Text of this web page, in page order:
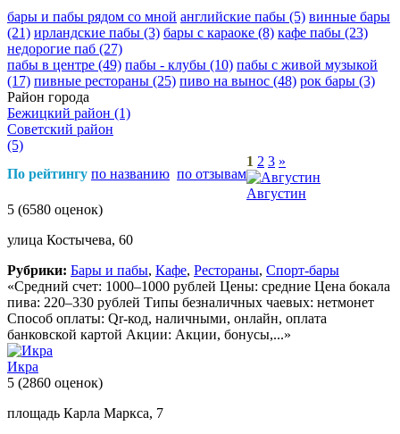
бары и пабы рядом со мной английские пабы (5) винные бары
(21) ирландские пабы (3) бары с караоке (8) кафе пабы (23)
недорогие паб (27)
пабы в центре (49) пабы - клубы (10) пабы с живой музыкой
(17) пивные рестораны (25) пиво на вынос (48) рок бары (3)
Район города
Бежицкий район (1)
Советский район
(5)
По рейтингу по названию по отзывам
1 2 3 »
Августин
5 (6580 оценок)
улица Костычева, 60
Рубрики: Бары и пабы, Кафе, Рестораны, Спорт-бары
«Средний счет: 1000–1000 рублей Цены: средние Цена бокала
пива: 220–330 рублей Типы безналичных чаевых: нетмонет
Способ оплаты: Qr-код, наличными, онлайн, оплата
банковской картой Акции: Акции, бонусы,...»
Икра
5 (2860 оценок)
площадь Карла Маркса, 7